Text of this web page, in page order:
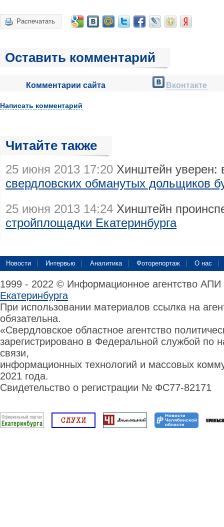
Распечатать
Оставить комментарий
Комментарии сайта Вконтакте
Написать комментарий
Читайте также
25 июня 2013 17:20 Хинштейн уверен:
свердловских обманутых дольщиков
25 июня 2013 14:24 Хинштейн
стройплощадки Екатеринбурга
Новости Интервью Аналитика Фоторепортаж О нас
1999 - 2022 © Информационное агентство
Екатеринбурга
При использовании материалов ссылка на
обязательна.
«Свердловское областное агентство
зарегистрировано в Федеральной службой по
связи,
информационных технологий и массовых
2021 года.
Свидетельство о регистрации № ФС77-82171